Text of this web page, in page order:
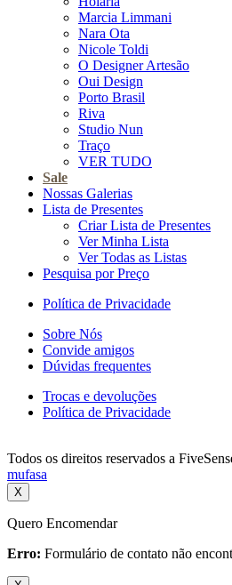
Marcia Limmani
Nara Ota
Nicole Toldi
O Designer Artesão
Oui Design
Porto Brasil
Riva
Studio Nun
Traço
VER TUDO
Sale
Nossas Galerias
Lista de Presentes
Criar Lista de Presentes
Ver Minha Lista
Ver Todas as Listas
Pesquisa por Preço
Política de Privacidade
Sobre Nós
Convide amigos
Dúvidas frequentes
Trocas e devoluções
Política de Privacidade
Todos os direitos reservados a
mufasa
X
Quero Encomendar
Erro: Formulário de contato não